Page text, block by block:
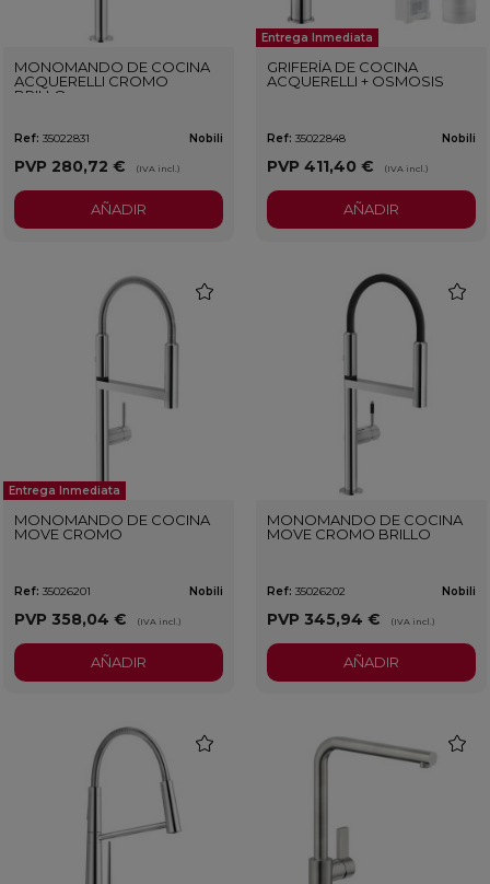
MONOMANDO DE COCINA
ACQUERELLI CROMO
BRILLO
Ref: 35022831 Nobili
PVP 280,72 € (IVA incl.)
AÑADIR
Entrega Inmediata
GRIFERÍA DE COCINA
ACQUERELLI + OSMOSIS
Ref: 35022848 Nobili
PVP 411,40 € (IVA incl.)
AÑADIR
Entrega Inmediata
MONOMANDO DE COCINA
MOVE CROMO
Ref: 35026201 Nobili
PVP 358,04 € (IVA incl.)
AÑADIR
MONOMANDO DE COCINA
MOVE CROMO BRILLO
Ref: 35026202 Nobili
PVP 345,94 € (IVA incl.)
AÑADIR